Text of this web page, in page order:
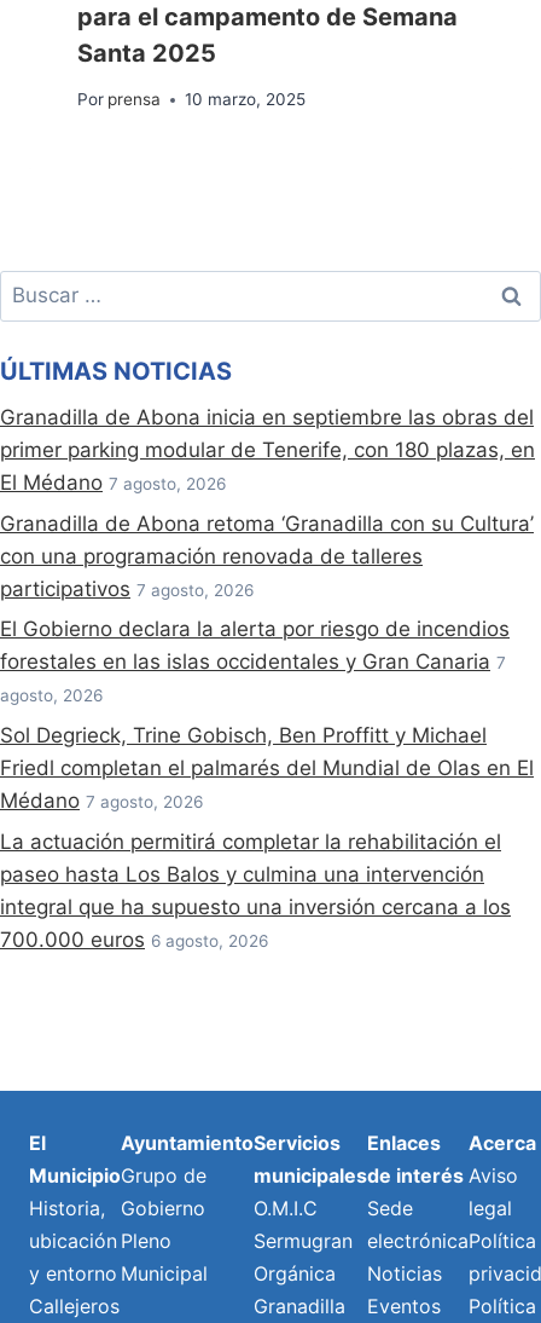
para el campamento de Semana
Santa 2025
Por prensa 10 marzo, 2025
Buscar:
ÚLTIMAS NOTICIAS
Granadilla de Abona inicia en septiembre las obras del
primer parking modular de Tenerife, con 180 plazas, en
El Médano 7 agosto, 2026
Granadilla de Abona retoma ‘Granadilla con su Cultura’
con una programación renovada de talleres
participativos 7 agosto, 2026
El Gobierno declara la alerta por riesgo de incendios
forestales en las islas occidentales y Gran Canaria 7
agosto, 2026
Sol Degrieck, Trine Gobisch, Ben Proffitt y Michael
Friedl completan el palmarés del Mundial de Olas en El
Médano 7 agosto, 2026
La actuación permitirá completar la rehabilitación el
paseo hasta Los Balos y culmina una intervención
integral que ha supuesto una inversión cercana a los
700.000 euros 6 agosto, 2026
El
Municipio
Historia,
ubicación
y entorno
Callejeros
Ayuntamiento
Grupo de
Gobierno
Pleno
Municipal
Servicios
municipales
O.M.I.C
Sermugran
Orgánica
Granadilla
Enlaces
de interés
Sede
electrónica
Noticias
Eventos
Acerca
Aviso
legal
Política
Política